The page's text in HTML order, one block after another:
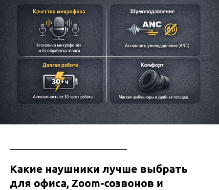
Какие наушники лучше выбрать
для офиса, Zoom-созвонов и